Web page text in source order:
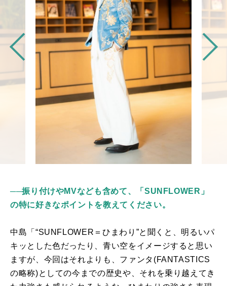
──振り付けやMVなども含めて、「SUNFLOWER」
の特に好きなポイントを教えてください。
中島「“SUNFLOWER ＝ひまわり”と聞くと、明るいパ
キッとした色だったり、青い空をイメージすると思い
ますが、今回はそれよりも、ファンタ (FANTASTICS
の略称)としての今までの歴史や、それを乗り越えてき